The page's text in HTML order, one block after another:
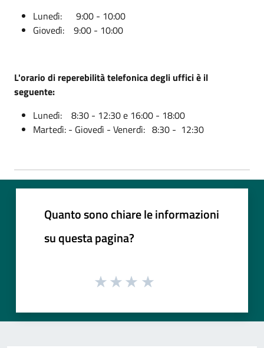
Lunedì: 9:00 - 10:00
Giovedì: 9:00 - 10:00
L'orario di reperebilità telefonica degli uffici è il
seguente:
Lunedì: 8:30 - 12:30 e 16:00 - 18:00
Martedì: - Giovedì - Venerdì: 8:30 - 12:30
Quanto sono chiare le informazioni
su questa pagina?